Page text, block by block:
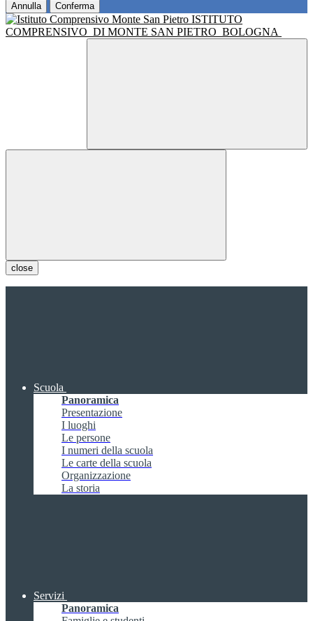
Annulla Conferma
ISTITUTO
COMPRENSIVO DI MONTE SAN PIETRO BOLOGNA
close
Scuola
Panoramica
Presentazione
I luoghi
Le persone
I numeri della scuola
Le carte della scuola
Organizzazione
La storia
Servizi
Panoramica